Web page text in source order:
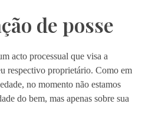
de posse
acto processual que visa a
respectivo proprietário. Como em
no momento não estamos
do bem, mas apenas sobre sua